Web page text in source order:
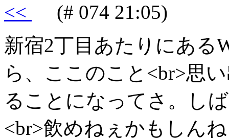
<<
(# 074 21:05)
新宿2丁目あたりにある
ら、ここのこと<br>思
ることになってさ。し
<br>飲めねぇかもしん